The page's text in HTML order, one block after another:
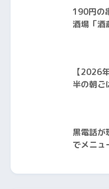
190円の
酒場「酒
【2026
半の朝ご
黒電話が
でメニュ